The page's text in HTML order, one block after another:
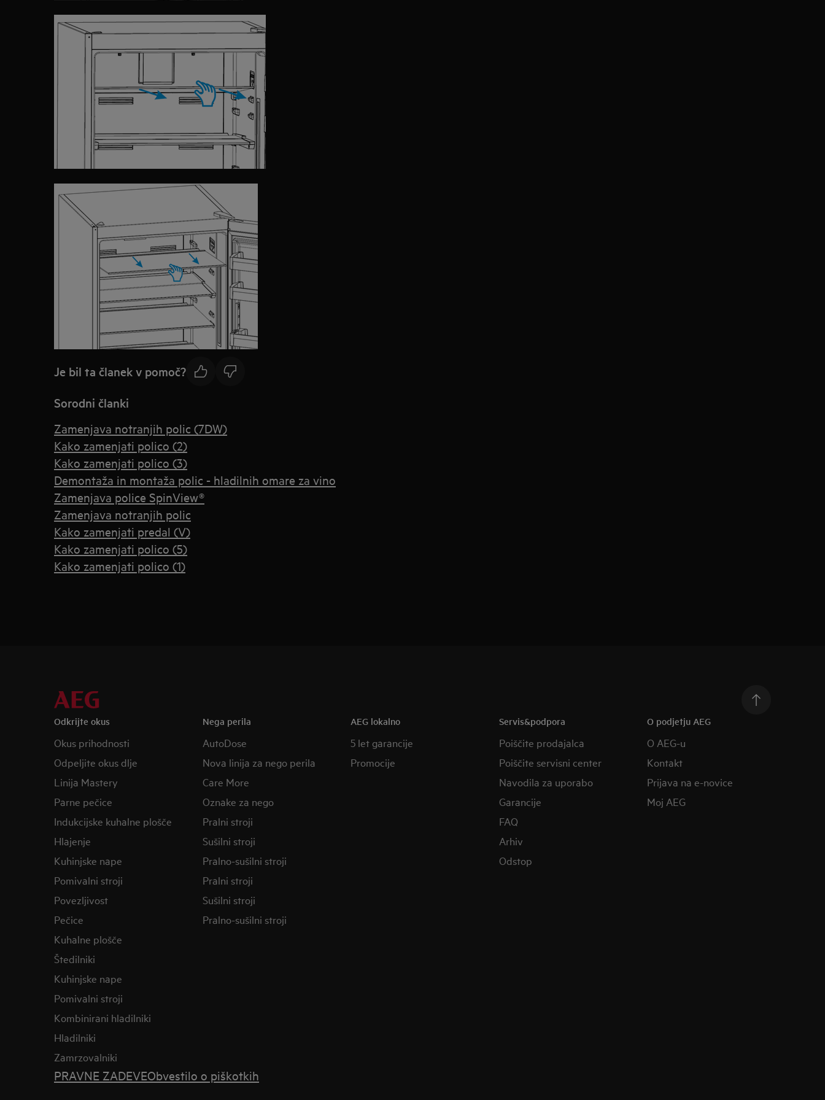
Je bil ta članek v pomoč?
Sorodni članki
Zamenjava notranjih polic (7DW)
Kako zamenjati polico (2)
Kako zamenjati polico (3)
Demontaža in montaža polic - hladilnih omare za vino
Zamenjava police SpinView®
Zamenjava notranjih polic
Kako zamenjati predal (V)
Kako zamenjati polico (5)
Kako zamenjati polico (1)
Odkrijte okus
Okus prihodnosti
Odpeljite okus dlje
Linija Mastery
Parne pečice
Indukcijske kuhalne plošče
Hlajenje
Kuhinjske nape
Pomivalni stroji
Povezljivost
Pečice
Kuhalne plošče
Štedilniki
Kuhinjske nape
Pomivalni stroji
Kombinirani hladilniki
Hladilniki
Zamrzovalniki
Nega perila
AutoDose
Nova linija za nego perila
Care More
Oznake za nego
Pralni stroji
Sušilni stroji
Pralno-sušilni stroji
Pralni stroji
Sušilni stroji
Pralno-sušilni stroji
AEG lokalno
5 let garancije
Promocije
Servis&podpora
Poiščite prodajalca
Poiščite servisni center
Navodila za uporabo
Garancije
FAQ
Arhiv
Odstop
O podjetju AEG
O AEG-u
Kontakt
Prijava na e-novice
Moj AEG
PRAVNE ZADEVEObvestilo o piškotkih